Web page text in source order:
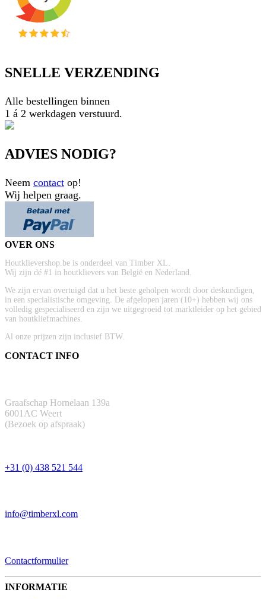
SNELLE VERZENDING
Alle bestellingen binnen
1 á 2 werkdagen verstuurd.
ADVIES NODIG?
Neem contact op!
Wij helpen graag.
OVER ONS
Houtklievershop.be is onderdeel van Timber XL.
Wij zijn dé #1 in houtklievers van België en Nederland.
We zijn ervan overtuigd dat u het beste geholpen wordt door deskundigen,
in een specialistische omgeving. De afgelopen jaren (10+) hebben wij ons
volledig gespecialiseerd en zijn we uitgegroeid tot marktleider op het gebied
van houtkliefmachines.
Al onze prijzen zijn inclusief BTW.
CONTACT INFO
Graafschap Hornelaan 139a
6001AC Weert
(Bezoek op afspraak)
+31 (0) 438 521 544
info@timberxl.com
Contactformulier
INFORMATIE